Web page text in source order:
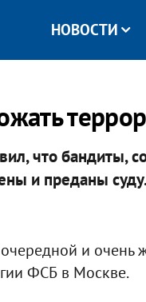
НОВОСТИ
что бандиты,
и преданы
и очень
ФСБ в Москве.